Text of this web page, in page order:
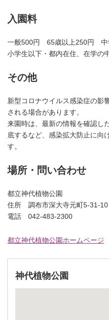
入園料
一般500円 65歳以上250円 中
小学生以下・都内在住、在学の
その他
新型コロナウイルス感染症の影
される場合があります。
来園時は、最新の情報を確認し
底するなど、感染拡大防止に向
す。
場所・問い合わせ
都立神代植物公園
住所 調布市深大寺元町5-31-10
電話 042-483-2300
都立神代植物公園ホームページ
神代植物公園